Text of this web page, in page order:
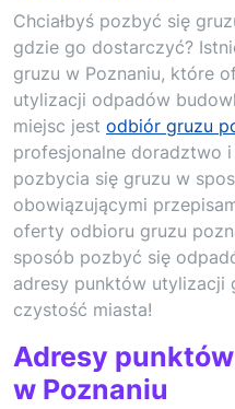
Chciałbyś pozbyć się
gdzie go dostarczyć?
gruzu w Poznaniu, które
utylizacji odpadów
miejsc jest odbiór gruzu
profesjonalne doradztwo
pozbycia się gruzu w
obowiązującymi
oferty odbioru gruzu
sposób pozbyć się
adresy punktów utylizacji
czystość miasta!
Adresy
w Poznaniu